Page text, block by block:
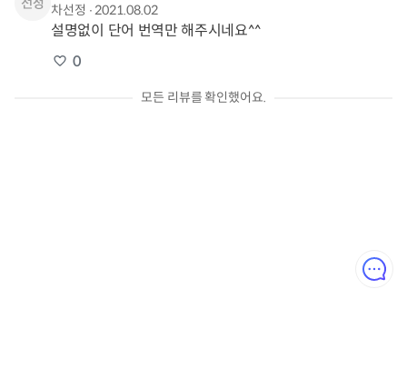
차선정 ∙2021.08.02
설명없이 단어 번역만 해주시네요^^
0
모든 리뷰를 확인했어요.